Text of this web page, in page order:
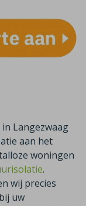
in Langezwaag
aan het
woningen
.
wij precies
uw